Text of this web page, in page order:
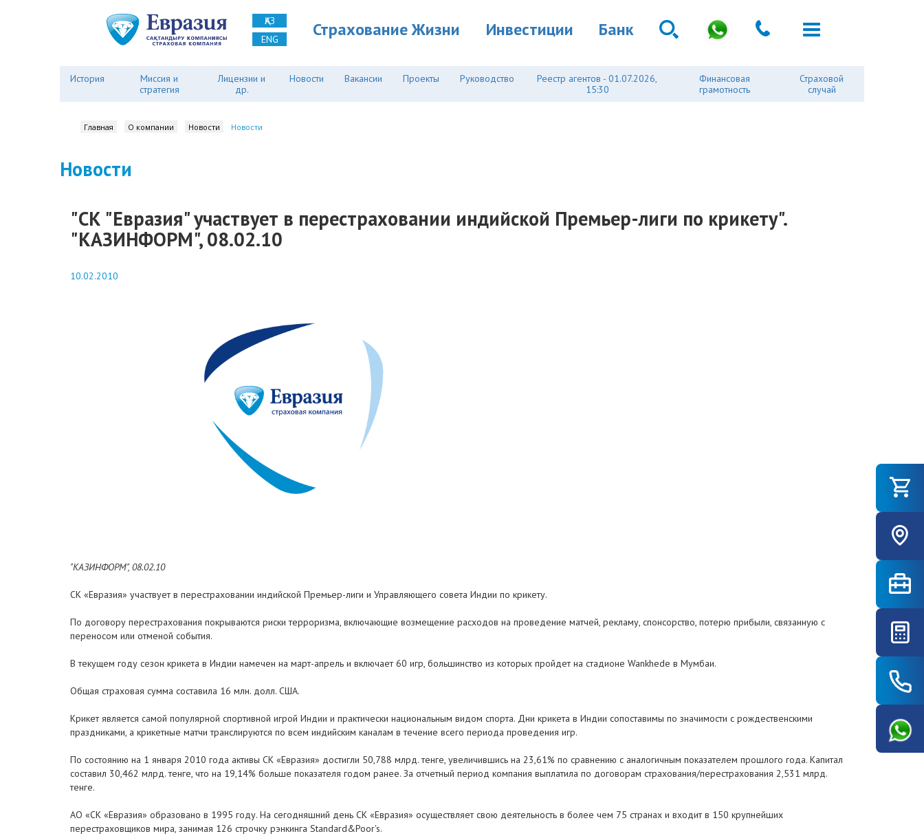
ҚАЗ
ENG
Страхование Жизни Инвестиции Банк
История
Миссия и
стратегия
Лицензии и
др.
Новости Вакансии Проекты Руководство
Реестр агентов - 01.07.2026,
15:30
Финансовая
грамотность
Страховой
случай
Главная О компании Новости Новости
Новости
"СК "Евразия" участвует в перестраховании индийской Премьер-лиги по крикету".
"КАЗИНФОРМ", 08.02.10
10.02.2010
"КАЗИНФОРМ", 08.02.10
СК «Евразия» участвует в перестраховании индийской Премьер-лиги и Управляющего совета Индии по крикету.
По договору перестрахования покрываются риски терроризма, включающие возмещение расходов на проведение матчей, рекламу, спонсорство, потерю прибыли, связанную с
переносом или отменой события.
В текущем году сезон крикета в Индии намечен на март-апрель и включает 60 игр, большинство из которых пройдет на стадионе Wankhede в Мумбаи.
Общая страховая сумма составила 16 млн. долл. США.
Крикет является самой популярной спортивной игрой Индии и практически национальным видом спорта. Дни крикета в Индии сопоставимы по значимости с рождественскими
праздниками, а крикетные матчи транслируются по всем индийским каналам в течение всего периода проведения игр.
По состоянию на 1 января 2010 года активы СК «Евразия» достигли 50,788 млрд. тенге, увеличившись на 23,61% по сравнению с аналогичным показателем прошлого года. Капитал
составил 30,462 млрд. тенге, что на 19,14% больше показателя годом ранее. За отчетный период компания выплатила по договорам страхования/перестрахования 2,531 млрд.
тенге.
АО «СК «Евразия» образовано в 1995 году. На сегодняшний день СК «Евразия» осуществляет свою деятельность в более чем 75 странах и входит в 150 крупнейших
перестраховщиков мира, занимая 126 строчку рэнкинга Standard&Poor's.